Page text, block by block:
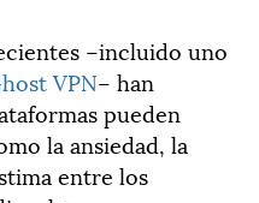
–incluido uno
VPN– han
pueden
la ansiedad, la
entre los